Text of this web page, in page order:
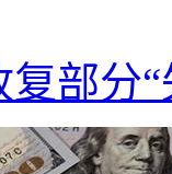
复部分